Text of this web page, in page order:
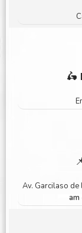
🛵
Av. Garcilaso de
am